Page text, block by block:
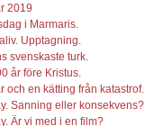
2019
i Marmaris.
Upptagning.
svenskaste turk.
år före Kristus.
och en kätting från katastrof.
Sanning eller konsekvens?
Är vi med i en film?